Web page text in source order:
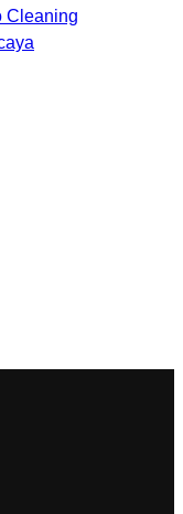
Cleaning